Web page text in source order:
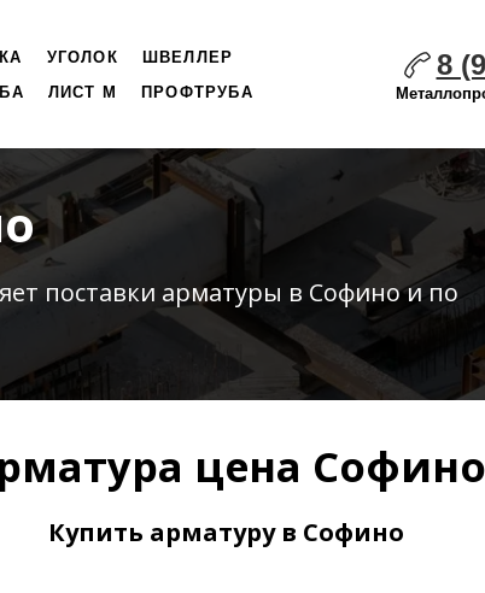
УГОЛОК
ШВЕЛЛЕР
ЛИСТ М ПРОФТРУБА
8
поставки арматуры в Софино и по
цена Софино
Купить арматуру в Софино